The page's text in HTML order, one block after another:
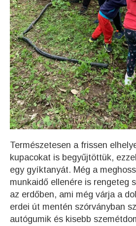
Természetesen a frissen
kupacokat is begyűjtöttük,
egy gyíktanyát. Még a
munkaidő ellenére is rengeteg
az erdőben, ami még várja a
erdei út mentén szórványban
autógumik és kisebb